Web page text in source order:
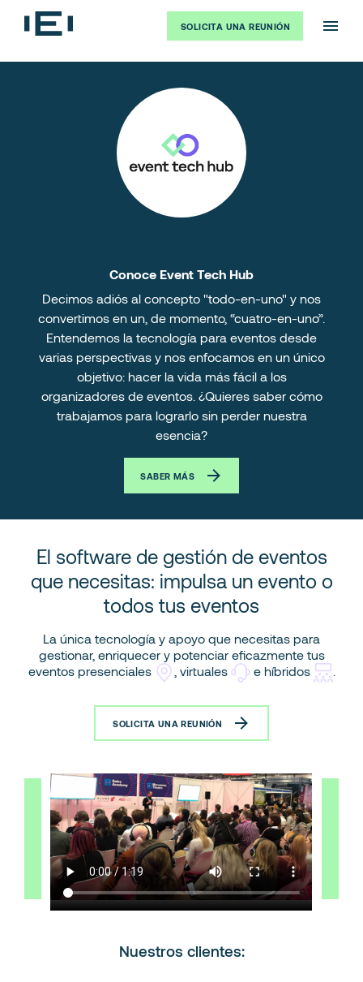
SOLICITA UNA REUNIÓN
Conoce Event Tech Hub
Decimos adiós al concepto "todo-en-uno" y nos
convertimos en un, de momento, “cuatro-en-uno”.
Entendemos la tecnología para eventos desde
varias perspectivas y nos enfocamos en un único
objetivo: hacer la vida más fácil a los
organizadores de eventos. ¿Quieres saber cómo
trabajamos para lograrlo sin perder nuestra
esencia?
SABER MÁS
El software de gestión de eventos
que necesitas: impulsa un evento o
todos tus eventos
La única tecnología y apoyo que necesitas para
gestionar, enriquecer y potenciar eficazmente tus
eventos presenciales
, virtuales e híbridos
SOLICITA UNA REUNIÓN
Nuestros clientes: